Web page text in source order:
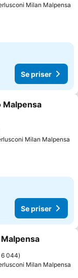
Milan Malpensa
Se priser
Malpensa
Milan Malpensa
Se priser
6 044
Milan Malpensa